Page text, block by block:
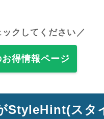
クしてください／
得情報ページ
StyleHint(スタ